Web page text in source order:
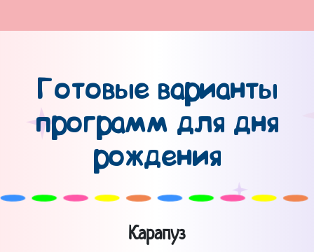
Готовые варианты
программ для дня
рождения
Карапуз